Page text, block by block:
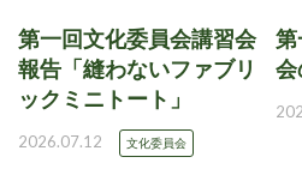
第一回文化委員会講習会
報告「縫わないファブリ
ックミニトート」
2026.07.12 文化委員会
会